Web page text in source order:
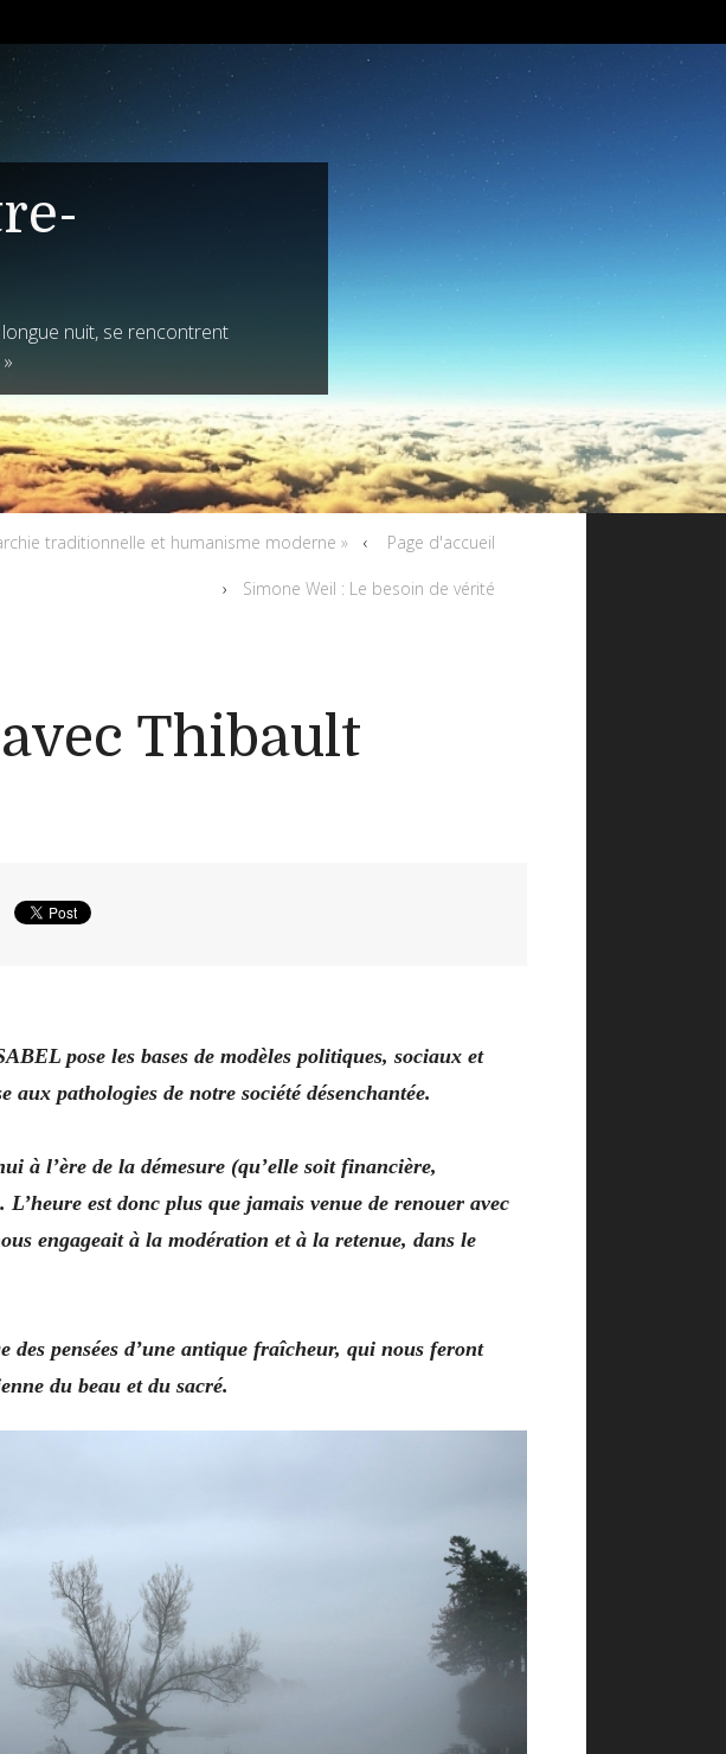
nuit, se rencontrent
traditionnelle et humanisme moderne » Page d'accueil
Simone Weil : Le besoin de vérité
Thibault
pose les bases de modèles politiques, sociaux et
pathologies de notre société désenchantée.
à l’ère de la démesure (qu’elle soit financière,
L’heure est donc plus que jamais venue de renouer avec
engageait à la modération et à la retenue, dans le
des pensées d’une antique fraîcheur, qui nous feront
du beau et du sacré.